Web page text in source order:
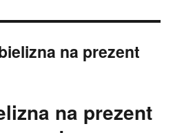
na prezent
na prezent